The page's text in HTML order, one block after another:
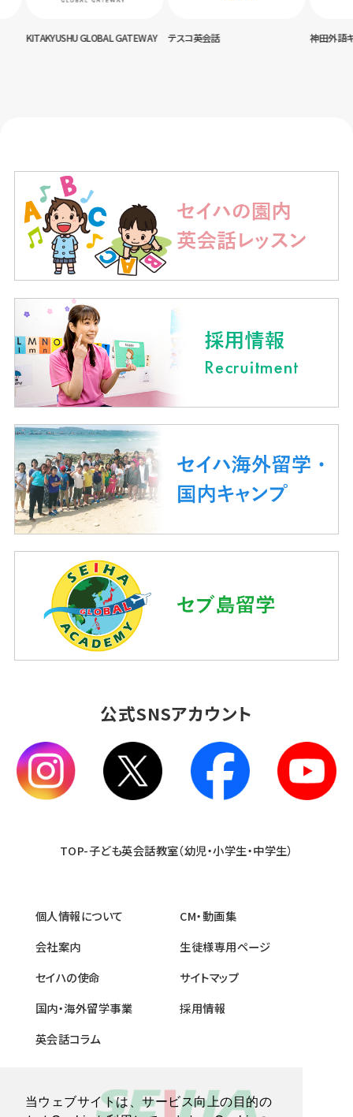
当ウェブサイトは、サービス向上の目的の
GLOBAL GATEWAY テスコ英会話 神田外語キッズクラブ
公式SNSアカウント
TOP-子ども英会話教室（幼児・小学生・中学生）
個人情報について
会社案内
セイハの使命
国内・海外留学事業
英会話コラム
CM・動画集
生徒様専用ページ
サイトマップ
採用情報